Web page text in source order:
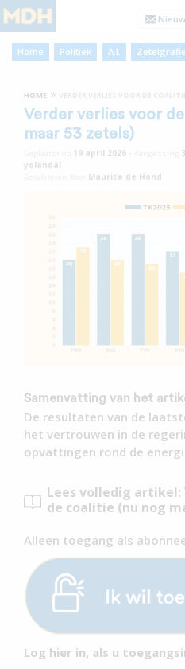
Home Politiek A.I.
HOME »
Verder verlies voor
maar 53 zetels)
19 april 2026
yolandal
Maurice de Hond
Samenvatting van het
De resultaten van de
het vertrouwen in de
opvattingen rond de
Lees volledig artikel:
de coalitie (nu nog
Alleen toegang als
Log hier in, als u